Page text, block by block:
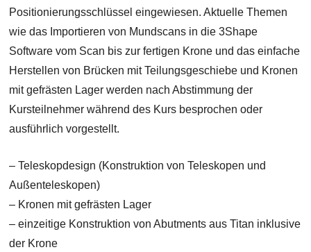
Positionierungsschlüssel eingewiesen. Aktuelle Themen
wie das Importieren von Mundscans in die 3Shape
Software vom Scan bis zur fertigen Krone und das einfache
Herstellen von Brücken mit Teilungsgeschiebe und Kronen
mit gefrästen Lager werden nach Abstimmung der
Kursteilnehmer während des Kurs besprochen oder
ausführlich vorgestellt.
– Teleskopdesign (Konstruktion von Teleskopen und
Außenteleskopen)
– Kronen mit gefrästen Lager
– einzeitige Konstruktion von Abutments aus Titan inklusive
der Krone